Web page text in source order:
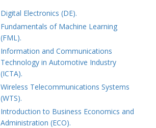
Digital Electronics (DE).
Fundamentals of Machine Learning
(FML).
Information and Communications
Technology in Automotive Industry
(ICTA).
Wireless Telecommunications Systems
(WTS).
Introduction to Business Economics and
Administration (ECO).